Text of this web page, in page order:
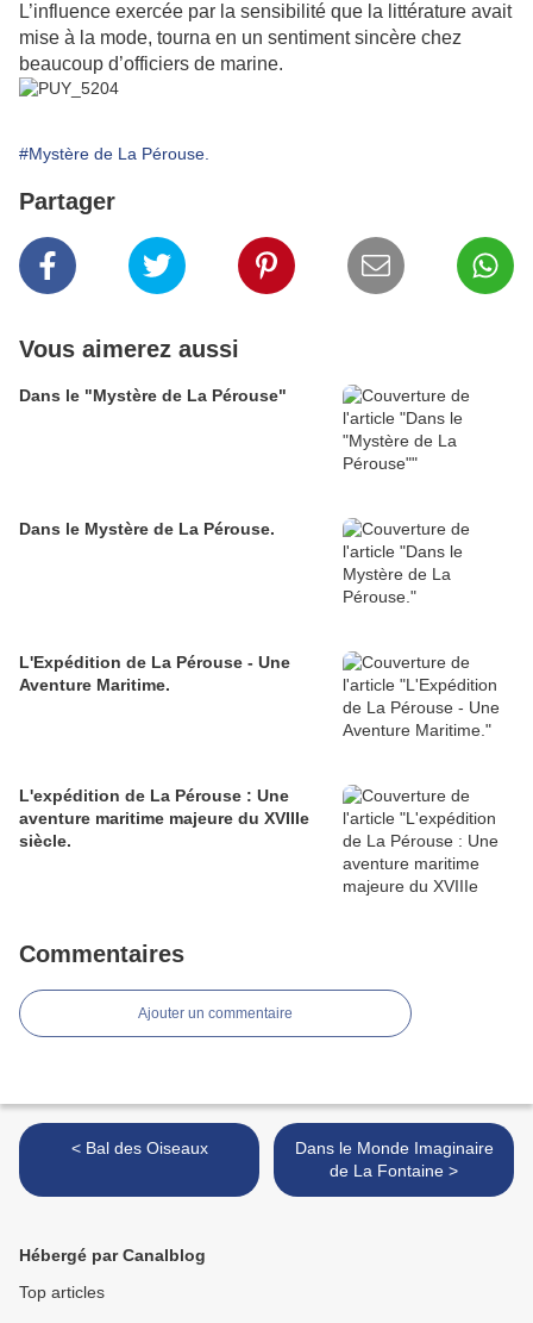
L’influence exercée par la sensibilité que la littérature avait
mise à la mode, tourna en un sentiment sincère chez
beaucoup d’officiers de marine.
#Mystère de La Pérouse.
Partager
Vous aimerez aussi
Dans le "Mystère de La Pérouse"
Dans le Mystère de La Pérouse.
L'Expédition de La Pérouse - Une
Aventure Maritime.
L'expédition de La Pérouse : Une
aventure maritime majeure du XVIIIe
siècle.
Commentaires
Ajouter un commentaire
< Bal des Oiseaux
Dans le Monde Imaginaire
de La Fontaine >
Hébergé par Canalblog
Top articles